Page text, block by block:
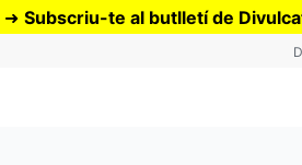
➜ Subscriu-te al butlletí de